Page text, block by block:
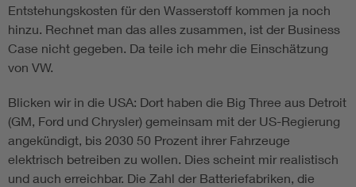
Entstehungskosten für den Wasserstoff kommen ja noch
hinzu. Rechnet man das alles zusammen, ist der Business
Case nicht gegeben. Da teile ich mehr die Einschätzung
von VW.
Blicken wir in die USA: Dort haben die Big Three aus Detroit
(GM, Ford und Chrysler) gemeinsam mit der US-Regierung
angekündigt, bis 2030 50 Prozent ihrer Fahrzeuge
elektrisch betreiben zu wollen. Dies scheint mir realistisch
und auch erreichbar. Die Zahl der Batteriefabriken, die